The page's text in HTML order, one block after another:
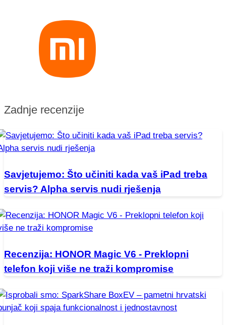
Zadnje recenzije
Savjetujemo: Što učiniti kada vaš iPad treba
servis? Alpha servis nudi rješenja
Recenzija: HONOR Magic V6 - Preklopni
telefon koji više ne traži kompromise